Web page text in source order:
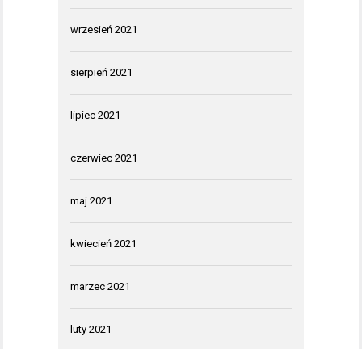
wrzesień 2021
sierpień 2021
lipiec 2021
czerwiec 2021
maj 2021
kwiecień 2021
marzec 2021
luty 2021